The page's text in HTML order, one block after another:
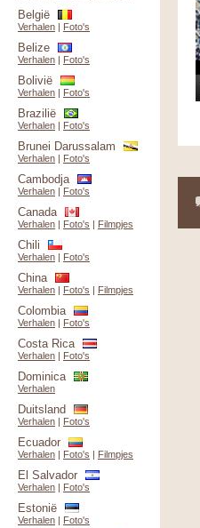
België
Verhalen | Foto's
Belize
Verhalen | Foto's
Bolivië
Verhalen | Foto's
Brazilië
Verhalen | Foto's
Brunei Darussalam
Verhalen | Foto's
Cambodja
Verhalen | Foto's
Canada
Verhalen | Foto's | Filmpjes
Chili
Verhalen | Foto's
China
Verhalen | Foto's | Filmpjes
Colombia
Verhalen | Foto's
Costa Rica
Verhalen | Foto's
Dominica
Verhalen
Duitsland
Verhalen | Foto's
Ecuador
Verhalen | Foto's | Filmpjes
El Salvador
Verhalen | Foto's
Estonië
Verhalen | Foto's